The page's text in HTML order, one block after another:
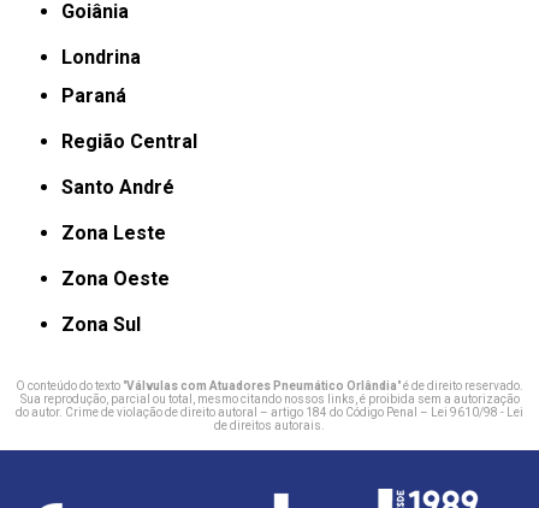
Goiânia
Londrina
Paraná
Região Central
Santo André
Zona Leste
Zona Oeste
Zona Sul
O conteúdo do texto "Válvulas com Atuadores Pneumático Orlândia" é de direito reservado.
Sua reprodução, parcial ou total, mesmo citando nossos links, é proibida sem a autorização
do autor. Crime de violação de direito autoral – artigo 184 do Código Penal –
Lei 9610/98 - Lei
de direitos autorais